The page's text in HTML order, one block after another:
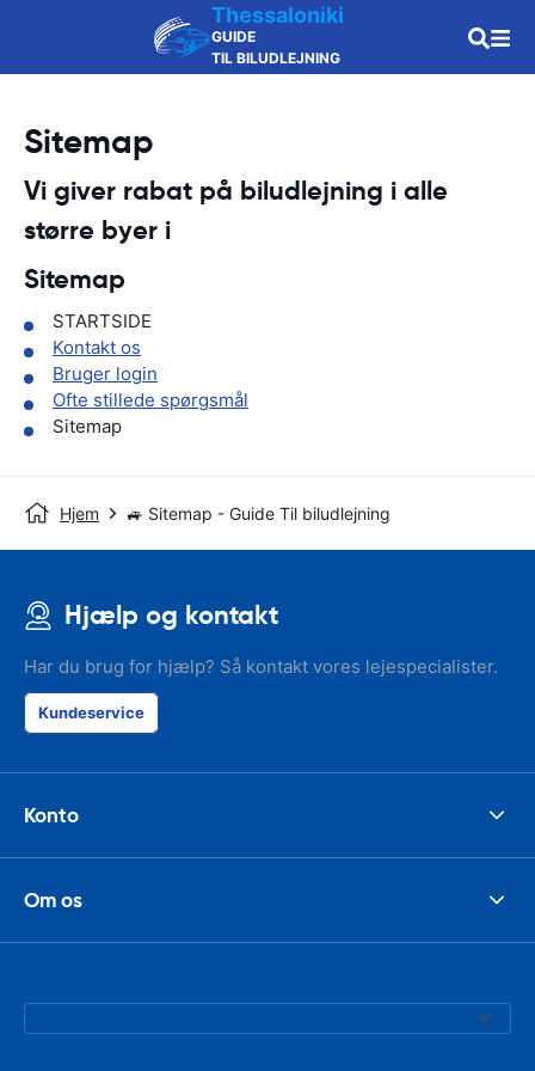
Thessaloniki
GUIDE
TIL BILUDLEJNING
Sitemap
Vi giver rabat på biludlejning i alle
større byer i
Sitemap
STARTSIDE
Kontakt os
Bruger login
Ofte stillede spørgsmål
Sitemap
Hjem 🚙 Sitemap - Guide Til biludlejning
Hjælp og kontakt
Har du brug for hjælp? Så kontakt vores lejespecialister.
Kundeservice
Konto
Om os